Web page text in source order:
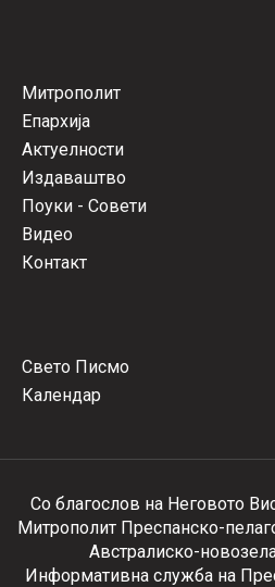
Митрополит
Епархија
Актуелности
Издаваштво
Поуки - Совети
Видео
Контакт
Свето Писмо
Календар
Со благослов на Неговото
Митрополит Преспанско-
Австралиско-
Информативна служба на